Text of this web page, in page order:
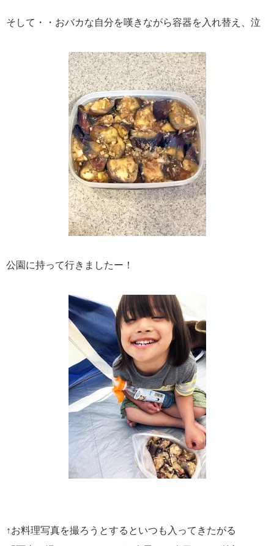
そして・・おバカな自分を嘆きながら容器を入れ替え、泣
公園に持って行きましたー！
↑お料理写真を撮ろうとするといつも入ってきたがる